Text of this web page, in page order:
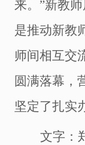
来。”新教
是推动新教
师间相互交
圆满落幕，
坚定了扎实
文字：